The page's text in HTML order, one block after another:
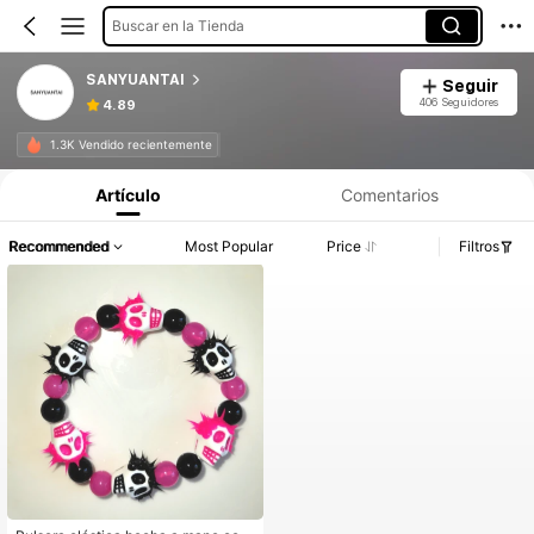
Buscar en la Tienda
SANYUANTAI
4.89
Seguir
406 Seguidores
1.3K Vendido recientemente
Artículo Comentarios
Recommended Most Popular Price Filtros